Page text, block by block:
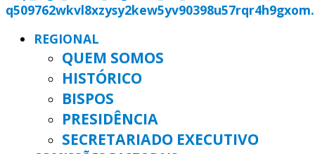
REGIONAL
QUEM SOMOS
HISTÓRICO
BISPOS
PRESIDÊNCIA
SECRETARIADO EXECUTIVO